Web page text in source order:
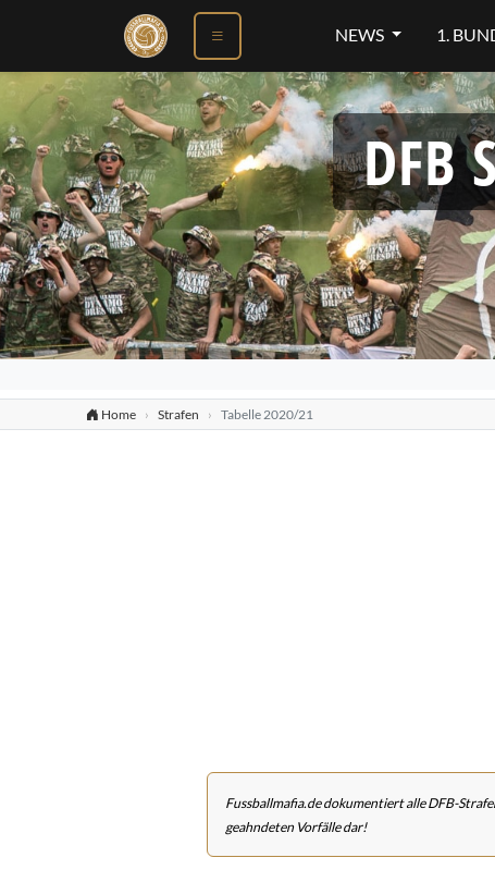
NEWS 1.
DFB
Home Strafen Tabelle 2020/21
Fussballmafia.de dokumentiert alle DFB-
geahndeten Vorfälle dar!